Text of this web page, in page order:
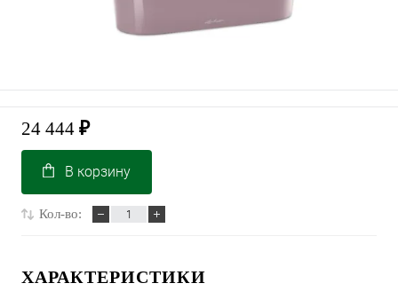
24 444 ₽
В корзину
Кол-во:
ХАРАКТЕРИСТИКИ